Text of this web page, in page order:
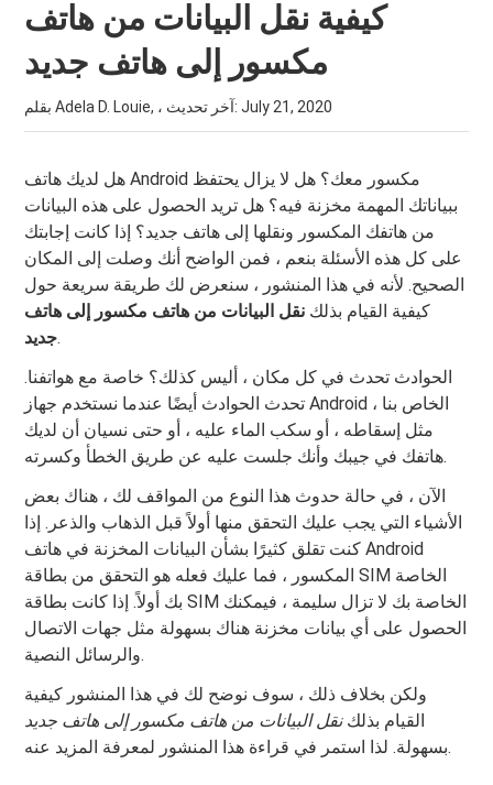
كيفية نقل البيانات من هاتف
مكسور إلى هاتف جديد
بقلم Adela D. Louie, ، آخر تحديث:July 21, 2020
هل لديك هاتف Android مكسور معك؟ هل لا يزال يحتفظ
ببياناتك المهمة مخزنة فيه؟ هل تريد الحصول على هذه البيانات
من هاتفك المكسور ونقلها إلى هاتف جديد؟ إذا كانت إجابتك
على كل هذه الأسئلة بنعم ، فمن الواضح أنك وصلت إلى المكان
الصحيح. لأنه في هذا المنشور ، سنعرض لك طريقة سريعة حول
كيفية القيام بذلك نقل البيانات من هاتف مكسور إلى هاتف
جديد.
الحوادث تحدث في كل مكان ، أليس كذلك؟ خاصة مع هواتفنا.
تحدث الحوادث أيضًا عندما نستخدم جهاز Android الخاص بنا ،
مثل إسقاطه ، أو سكب الماء عليه ، أو حتى نسيان أن لديك
هاتفك في جيبك وأنك جلست عليه عن طريق الخطأ وكسرته.
الآن ، في حالة حدوث هذا النوع من المواقف لك ، هناك بعض
الأشياء التي يجب عليك التحقق منها أولاً قبل الذهاب والذعر. إذا
كنت تقلق كثيرًا بشأن البيانات المخزنة في هاتف Android
المكسور ، فما عليك فعله هو التحقق من بطاقة SIM الخاصة
بك أولاً. إذا كانت بطاقة SIM الخاصة بك لا تزال سليمة ، فيمكنك
الحصول على أي بيانات مخزنة هناك بسهولة مثل جهات الاتصال
والرسائل النصية.
ولكن بخلاف ذلك ، سوف نوضح لك في هذا المنشور كيفية
القيام بذلكنقل البيانات من هاتف مكسور إلى هاتف جديد
بسهولة. لذا استمر في قراءة هذا المنشور لمعرفة المزيد عنه.